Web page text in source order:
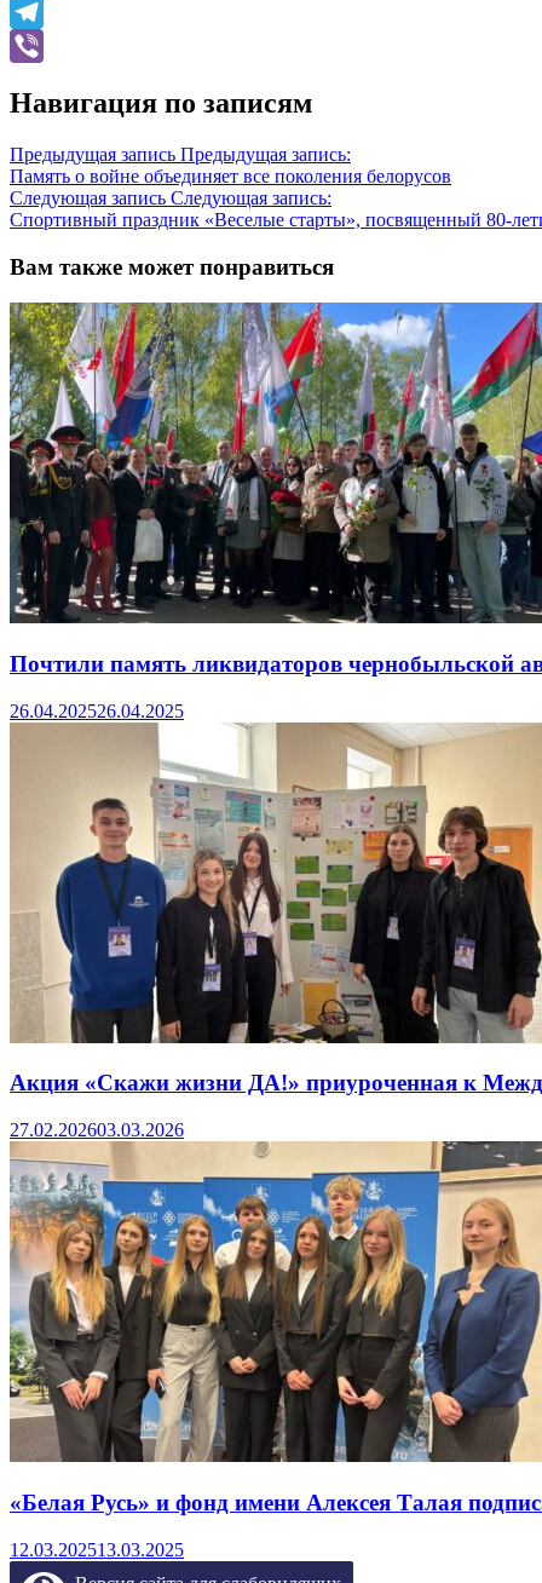
Odnoklassniki
Telegram
Навигация по записям
Предыдущая запись Предыдущая запись:
Память о войне объединяет все поколения белорусов
Следующая запись Следующая запись:
Спортивный праздник «Веселые старты», посвященный 80-
Вам также может понравиться
Почтили память ликвидаторов чернобыльской
26.04.202526.04.2025
Акция «Скажи жизни ДА!» приуроченная к
27.02.202603.03.2026
«Белая Русь» и фонд имени Алексея Талая
12.03.202513.03.2025